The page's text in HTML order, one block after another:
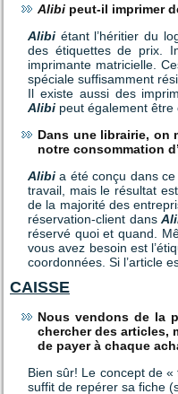
Alibi peut-il imprimer
Alibi étant l’héritier du
des étiquettes de prix.
imprimante matricielle.
spéciale suffisamment
Il existe aussi des
Alibi peut également être
Dans une librairie, on
notre consommation
Alibi a été conçu dans
travail, mais le résultat
de la majorité des
réservation-client dans
réservé quoi et quand.
vous avez besoin est
coordonnées. Si l’article
CAISSE
Nous vendons de la
chercher des articles,
de payer à chaque
Bien sûr! Le concept de
suffit de repérer sa fiche